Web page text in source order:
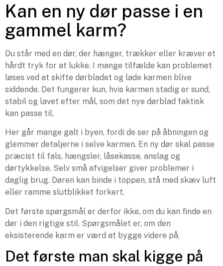
Kan en ny dør passe i en
gammel karm?
Du står med en dør, der hænger, trækker eller kræver et
hårdt tryk for at lukke. I mange tilfælde kan problemet
løses ved at skifte dørbladet og lade karmen blive
siddende. Det fungerer kun, hvis karmen stadig er sund,
stabil og lavet efter mål, som det nye dørblad faktisk
kan passe til.
Her går mange galt i byen, fordi de ser på åbningen og
glemmer detaljerne i selve karmen. En ny dør skal passe
præcist til fals, hængsler, låsekasse, anslag og
dørtykkelse. Selv små afvigelser giver problemer i
daglig brug. Døren kan binde i toppen, stå med skæv luft
eller ramme slutblikket forkert.
Det første spørgsmål er derfor ikke, om du kan finde en
dør i den rigtige stil. Spørgsmålet er, om den
eksisterende karm er værd at bygge videre på.
Det første man skal kigge på